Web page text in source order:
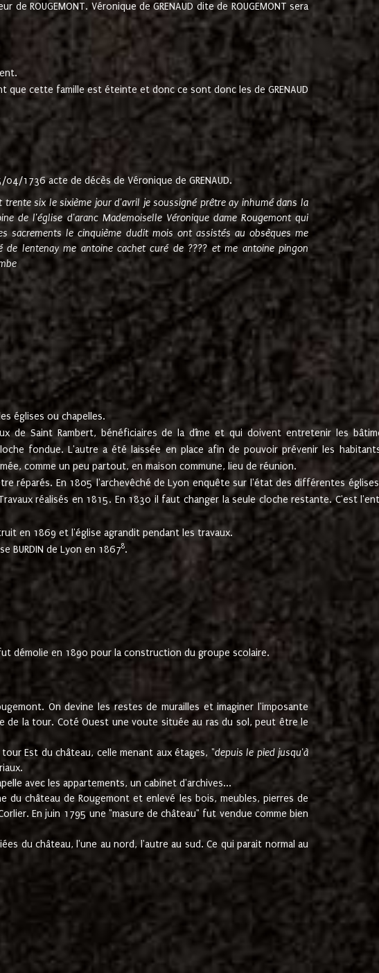
ROUGEMONT. Véronique de GRENAUD dite de ROUGEMONT sera
que cette famille est éteinte et donc ce sont donc les de GRENAUD
04/1736 acte de décès de Véronique de GRENAUD.
trente six le sixième jour d'avril je soussigné prêtre ay inhumé dans la
de l'église d'aranc Mademoiselle Véronique dame Rougemont qui
sacrements le cinquième dudit mois ont assistés au obsèques me
de lentenay me antoine cachet curé de ???? et me antoine pingon
églises ou chapelles.
de Saint Rambert, bénéficiaires de la dîme et qui doivent entretenir les
fondue. L'autre a été laissée en place afin de pouvoir prévenir les
comme un peu partout, en maison commune, lieu de réunion.
réparés. En 1805 l'archevêché de Lyon enquête sur l'état des différentes
réalisés en 1815. En 1830 il faut changer la seule cloche restante. C'est
en 1869 et l'église agrandit pendant les travaux.
BURDIN de Lyon en 18678.
démolie en 1890 pour la construction du groupe scolaire.
On devine les restes de murailles et imaginer l'imposante
de la tour. Coté Ouest une voute située au ras du sol, peut être le
Est du château, celle menant aux étages, "depuis le pied jusqu'à
avec les appartements, un cabinet d'archives...
château de Rougemont et enlevé les bois, meubles, pierres de
En juin 1795 une "masure de château" fut vendue comme bien
du château, l'une au nord, l'autre au sud. Ce qui parait normal au